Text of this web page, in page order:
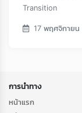
Transition
17 พฤศจิกาย
การนำทาง
หน้าแรก